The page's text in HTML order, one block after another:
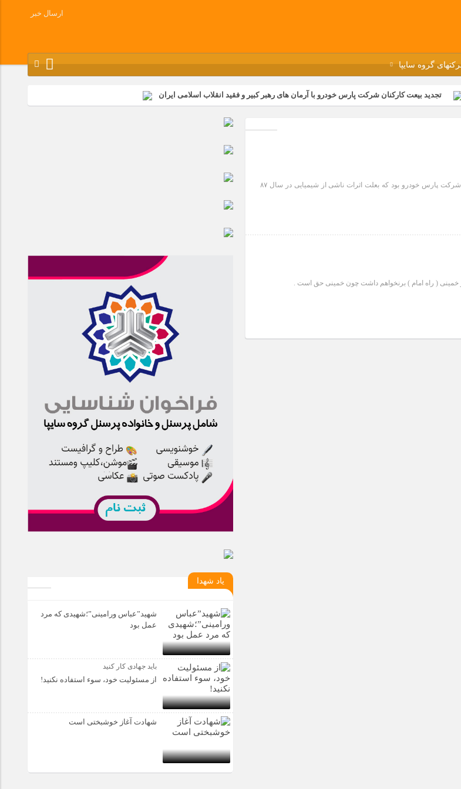
ارسال خبر
گروه سایپا
تجدید بیعت کارکنان شرکت پارس خودرو با آرمان های رهبر کبیر و فقید انقلاب اسلامی ایران
تیم شهدای مگاموتور در بزرگترین مسابقات گل کوچک جهان شرکت کرد
شهید والامقام داوود برمنی اردبیلی از جانبازان گرانقدر شرکت پارس خودرو بود که بعلت اثرات ناشی از شیمیایی در سال ۸۷
( راه امام ) برنخواهم داشت چون خمینی حق است .
یاد شهدا
شهید”عباس ورامینی”؛شهیدی که مرد
عمل بود
باید جهادی کار کنید
از مسئولیت خود، سوء استفاده نکنید!
شهادت آغاز خوشبختی است